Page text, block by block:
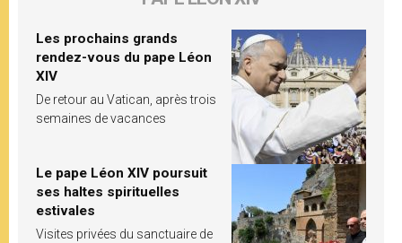
Les prochains grands
rendez-vous du pape Léon
XIV
De retour au Vatican, après trois
semaines de vacances
Le pape Léon XIV poursuit
ses haltes spirituelles
estivales
Visites privées du sanctuaire de